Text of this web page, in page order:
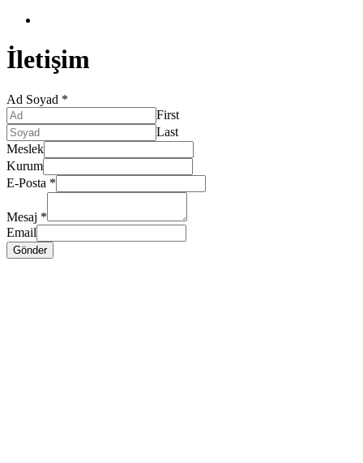
İletişim
Ad Soyad *
First
Last
Meslek
Kurum
E-Posta *
Mesaj *
Email
Gönder